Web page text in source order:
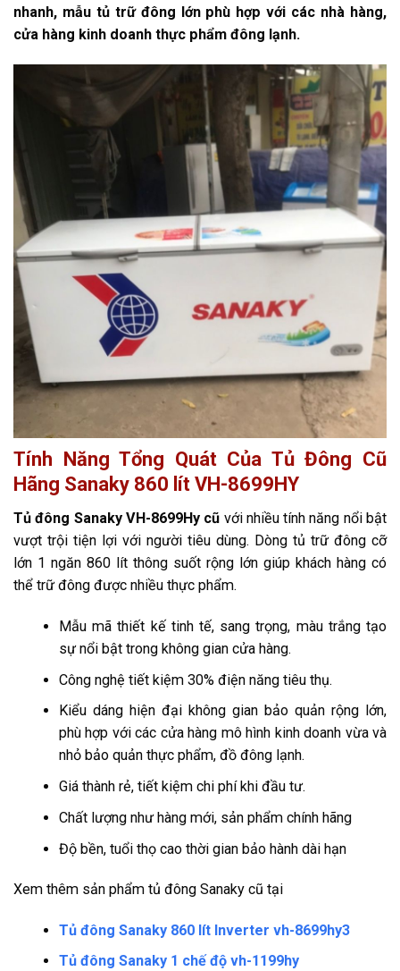
nhanh, mẫu tủ trữ đông lớn phù hợp với các nhà hàng,
cửa hàng kinh doanh thực phẩm đông lạnh.
Tính Năng Tổng Quát Của Tủ Đông Cũ
Hãng Sanaky 860 lít VH-8699HY
Tủ đông Sanaky VH-8699Hy cũ với nhiều tính năng nổi bật
vượt trội tiện lợi với người tiêu dùng. Dòng tủ trữ đông cỡ
lớn 1 ngăn 860 lít thông suốt rộng lớn giúp khách hàng có
thể trữ đông được nhiều thực phẩm.
Mẫu mã thiết kế tinh tế, sang trọng, màu trắng tạo
sự nổi bật trong không gian cửa hàng.
Công nghệ tiết kiệm 30% điện năng tiêu thụ.
Kiểu dáng hiện đại không gian bảo quản rộng lớn,
phù hợp với các cửa hàng mô hình kinh doanh vừa và
nhỏ bảo quản thực phẩm, đồ đông lạnh.
Giá thành rẻ, tiết kiệm chi phí khi đầu tư.
Chất lượng như hàng mới, sản phẩm chính hãng
Độ bền, tuổi thọ cao thời gian bảo hành dài hạn
Xem thêm sản phẩm tủ đông Sanaky cũ tại
Tủ đông Sanaky 860 lít Inverter vh-8699hy3
Tủ đông Sanaky 1 chế độ vh-1199hy